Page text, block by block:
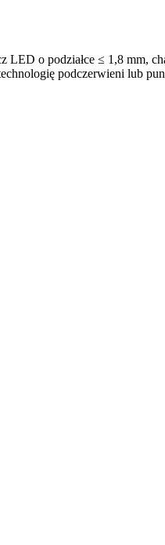
o podziałce ≤ 1,8 mm,
podczerwieni lub